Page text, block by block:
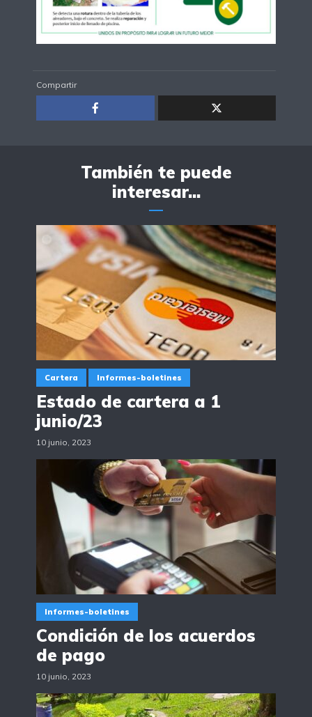
Compartir
También te puede
interesar...
Cartera Informes-boletines
Estado de cartera a 1
junio/23
10 junio, 2023
Informes-boletines
Condición de los acuerdos
de pago
10 junio, 2023